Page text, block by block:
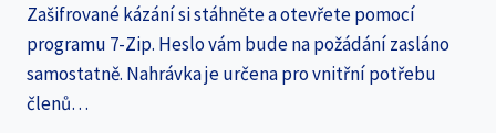
Zašifrované kázání si stáhněte a otevřete pomocí
programu 7-Zip. Heslo vám bude na požádání zasláno
samostatně. Nahrávka je určena pro vnitřní potřebu
členů…